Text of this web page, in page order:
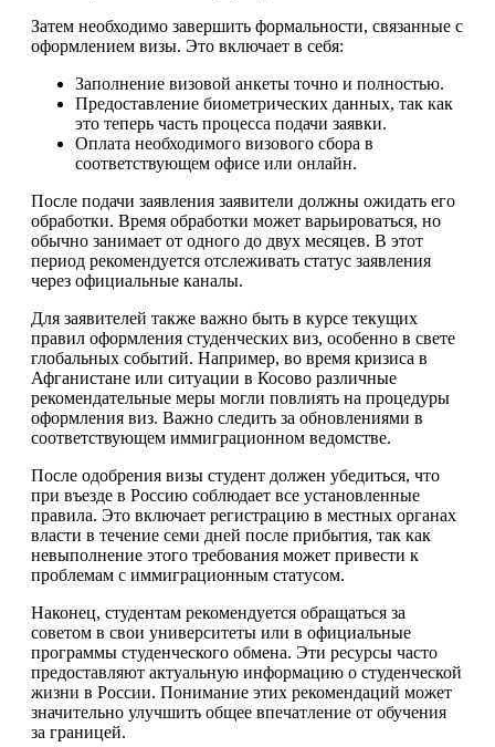
Затем необходимо завершить формальности, связанные с
оформлением визы. Это включает в себя:
Заполнение визовой анкеты точно и полностью.
Предоставление биометрических данных, так как
это теперь часть процесса подачи заявки.
Оплата необходимого визового сбора в
соответствующем офисе или онлайн.
После подачи заявления заявители должны ожидать его
обработки. Время обработки может варьироваться, но
обычно занимает от одного до двух месяцев. В этот
период рекомендуется отслеживать статус заявления
через официальные каналы.
Для заявителей также важно быть в курсе текущих
правил оформления студенческих виз, особенно в свете
глобальных событий. Например, во время кризиса в
Афганистане или ситуации в Косово различные
рекомендательные меры могли повлиять на процедуры
оформления виз. Важно следить за обновлениями в
соответствующем иммиграционном ведомстве.
После одобрения визы студент должен убедиться, что
при въезде в Россию соблюдает все установленные
правила. Это включает регистрацию в местных органах
власти в течение семи дней после прибытия, так как
невыполнение этого требования может привести к
проблемам с иммиграционным статусом.
Наконец, студентам рекомендуется обращаться за
советом в свои университеты или в официальные
программы студенческого обмена. Эти ресурсы часто
предоставляют актуальную информацию о студенческой
жизни в России. Понимание этих рекомендаций может
значительно улучшить общее впечатление от обучения
за границей.